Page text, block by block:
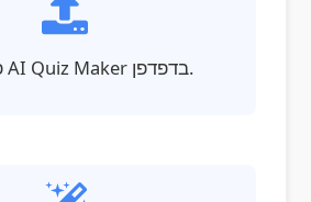
פתח את AI Quiz Maker בדפדפן.